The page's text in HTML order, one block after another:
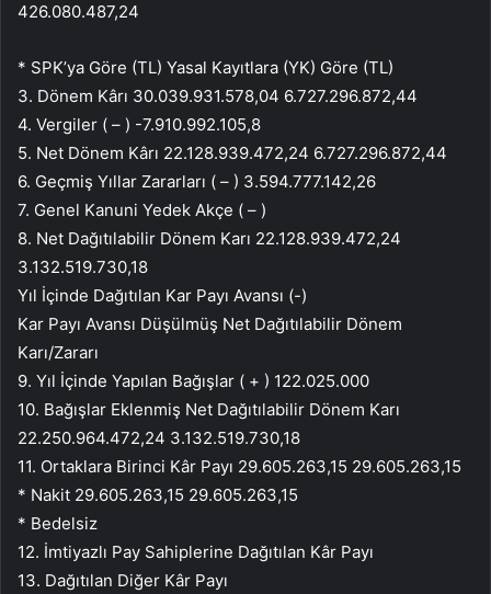
426.080.487,24
* SPK’ya Göre (TL) Yasal Kayıtlara (YK) Göre (TL)
3. Dönem Kârı 30.039.931.578,04 6.727.296.872,44
4. Vergiler ( – ) -7.910.992.105,8
5. Net Dönem Kârı 22.128.939.472,24 6.727.296.872,44
6. Geçmiş Yıllar Zararları ( – ) 3.594.777.142,26
7. Genel Kanuni Yedek Akçe ( – )
8. Net Dağıtılabilir Dönem Karı 22.128.939.472,24
3.132.519.730,18
Yıl İçinde Dağıtılan Kar Payı Avansı (-)
Kar Payı Avansı Düşülmüş Net Dağıtılabilir Dönem
Karı/Zararı
9. Yıl İçinde Yapılan Bağışlar ( + ) 122.025.000
10. Bağışlar Eklenmiş Net Dağıtılabilir Dönem Karı
22.250.964.472,24 3.132.519.730,18
11. Ortaklara Birinci Kâr Payı 29.605.263,15 29.605.263,15
* Nakit 29.605.263,15 29.605.263,15
* Bedelsiz
12. İmtiyazlı Pay Sahiplerine Dağıtılan Kâr Payı
13. Dağıtılan Diğer Kâr Payı